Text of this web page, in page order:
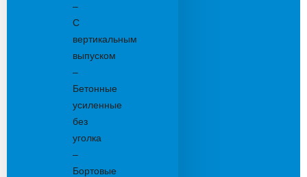
–
С
вертикальным
выпуском
–
Бетонные
усиленные
без
уголка
–
Бортовые